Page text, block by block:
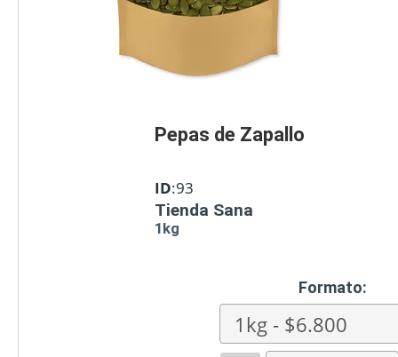
Pepas de Zapallo
ID:93
Tienda Sana
1kg
Formato: